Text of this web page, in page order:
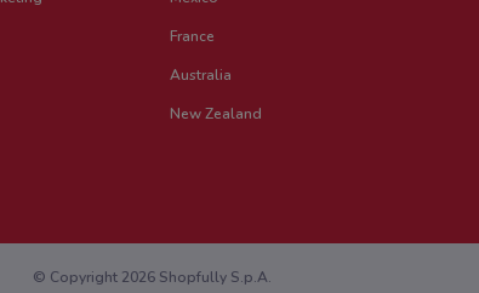
France
Australia
New Zealand
© Copyright 2026 Shopfully S.p.A.